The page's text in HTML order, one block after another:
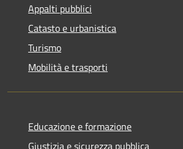
Appalti pubblici
Catasto e urbanistica
Turismo
Mobilità e trasporti
Educazione e formazione
Giustizia e sicurezza pubblica